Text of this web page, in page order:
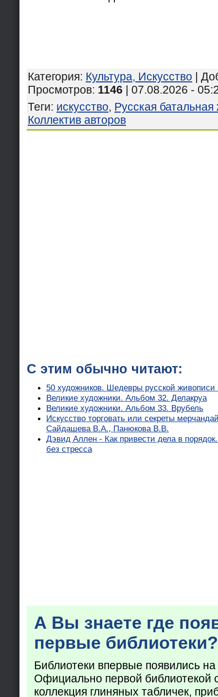
Категория: Культура, Искусство |
Просмотров: 1146 | 07.08.2026 -
Теги: искусство, Русская
Коллектив авторов
С этим обычно читают:
50 художников. Шедевры русской
Великие художники. Альбом 32. Делакруа
Великие художники. Альбом 33. Врубель
Искусство торговать или секреты
Сайдашева В.А., Панюкова В.В.
Дэвид Аллен - Как привести дела в
без стресса
А Вы знаете где
первые библиотеки?
Библиотеки впервые появились
Официально первой библиотекой
коллекция глиняных табличек,